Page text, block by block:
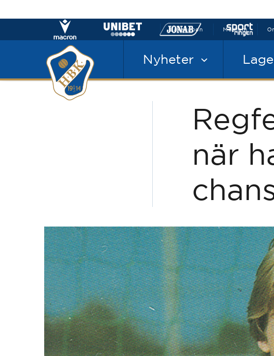
Nyheter
Laxacupen Medlem
när